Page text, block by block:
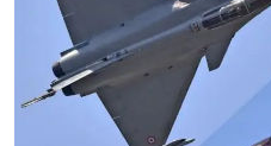
मध्य प्रदेश
व्यापार और अर्थव्यवस्था